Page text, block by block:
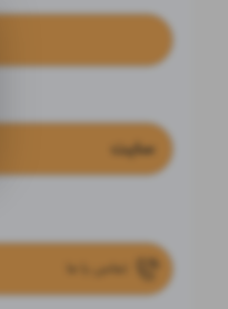
سایت
تماس با ما